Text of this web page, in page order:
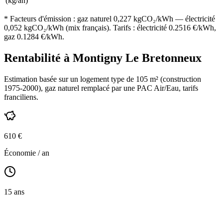
* Facteurs d'émission : gaz naturel 0,227 kgCO₂/kWh — électricité
0,052 kgCO₂/kWh (mix français). Tarifs : électricité 0.2516 €/kWh,
gaz 0.1284 €/kWh.
Rentabilité à Montigny Le Bretonneux
Estimation basée sur un logement type de 105 m² (construction
1975-2000), gaz naturel remplacé par une PAC Air/Eau, tarifs
franciliens.
610 €
Économie / an
15 ans